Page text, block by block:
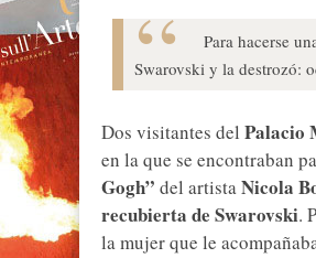
Para hacerse
Swarovski y la destrozó:
Dos visitantes del Palacio
en la que se encontraban
Gogh” del artistaNicola
recubierta de Swarovski.
la mujer que le